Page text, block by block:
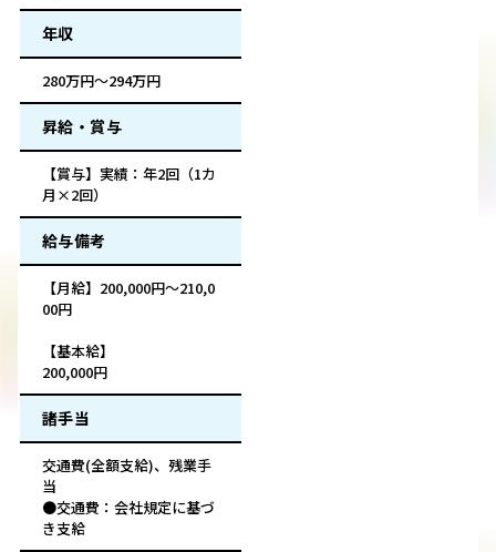
年収
280万円～294万円
昇給・賞与
【賞与】実績：年2回（1カ
月×2回）
給与備考
【月給】200,000円～210,0
00円
【基本給】
200,000円
諸手当
交通費(全額支給)、残業手
当
●交通費：会社規定に基づ
き支給